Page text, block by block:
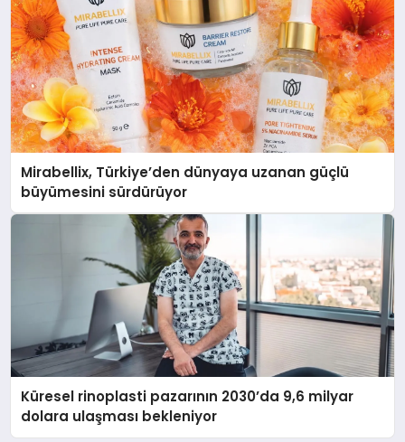
Mirabellix, Türkiye’den dünyaya uzanan güçlü
büyümesini sürdürüyor
Küresel rinoplasti pazarının 2030’da 9,6 milyar
dolara ulaşması bekleniyor